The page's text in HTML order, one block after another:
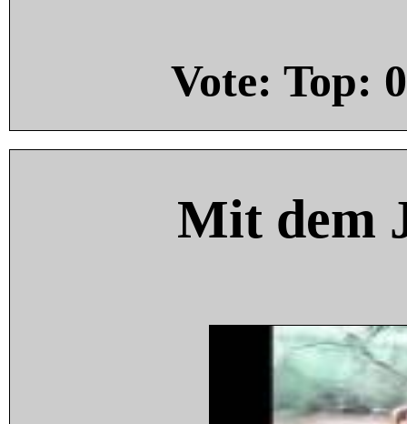
Vote: Top: 0
Mit dem